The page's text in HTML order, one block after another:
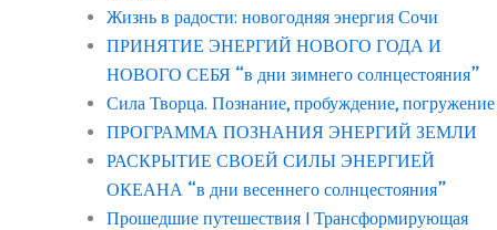
Жизнь в радости: новогодняя энергия Сочи
ПРИНЯТИЕ ЭНЕРГИЙ НОВОГО ГОДА И
НОВОГО СЕБЯ “в дни зимнего солнцестояния”
Сила Творца. Познание, пробуждение, погружение
ПРОГРАММА ПОЗНАНИЯ ЭНЕРГИЙ ЗЕМЛИ
РАСКРЫТИЕ СВОЕЙ СИЛЫ ЭНЕРГИЕЙ
ОКЕАНА “в дни весеннего солнцестояния”
Прошедшие путешествия | Трансформирующая